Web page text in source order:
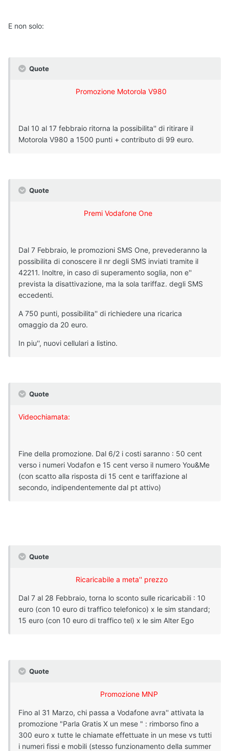
E non solo:
Quote
Promozione Motorola V980
Dal 10 al 17 febbraio ritorna la possibilita'' di ritirare il
Motorola V980 a 1500 punti + contributo di 99 euro.
Quote
Premi Vodafone One
Dal 7 Febbraio, le promozioni SMS One, prevederanno la
possibilita di conoscere il nr degli SMS inviati tramite il
42211. Inoltre, in caso di superamento soglia, non e''
prevista la disattivazione, ma la sola tariffaz. degli SMS
eccedenti.
A 750 punti, possibilita'' di richiedere una ricarica
omaggio da 20 euro.
In piu'', nuovi cellulari a listino.
Quote
Videochiamata:
Fine della promozione. Dal 6/2 i costi saranno : 50 cent
verso i numeri Vodafon e 15 cent verso il numero You&Me
(con scatto alla risposta di 15 cent e tariffazione al
secondo, indipendentemente dal pt attivo)
Quote
Ricaricabile a meta'' prezzo
Dal 7 al 28 Febbraio, torna lo sconto sulle ricaricabili : 10
euro (con 10 euro di traffico telefonico) x le sim standard;
15 euro (con 10 euro di traffico tel) x le sim Alter Ego
Quote
Promozione MNP
Fino al 31 Marzo, chi passa a Vodafone avra'' attivata la
promozione "Parla Gratis X un mese " : rimborso fino a
300 euro x tutte le chiamate effettuate in un mese vs tutti
i numeri fissi e mobili (stesso funzionamento della summer